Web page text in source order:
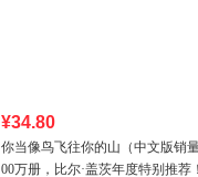
¥34.80
你当像鸟飞往你的山（中文版销
00万册，比尔·盖茨年度特别推荐